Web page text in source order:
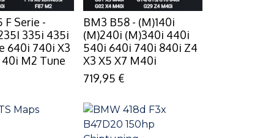
F Serie -
335i 435i
640i 740i X3
40i M2 Tune
BM3 B58 - (M)140i
(M)240i (M)340i 440i
540i 640i 740i 840i Z4
X3 X5 X7 M40i
719,95 €